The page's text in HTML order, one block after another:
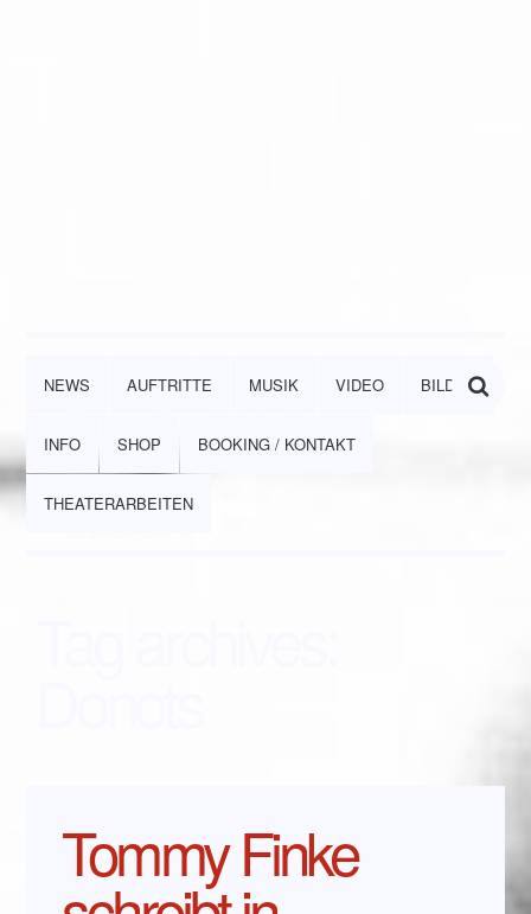
NEWS AUFTRITTE MUSIK VIDEO BILDER
INFO SHOP BOOKING / KONTAKT
THEATERARBEITEN
Tommy Finke